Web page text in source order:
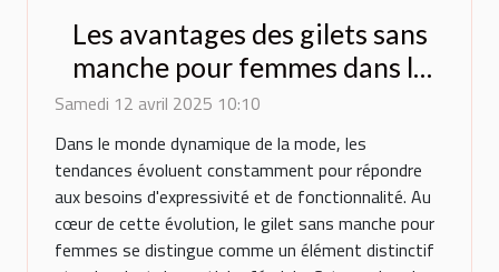
Les avantages des gilets sans
manche pour femmes dans la
mode contemporaine
Samedi 12 avril 2025 10:10
Dans le monde dynamique de la mode, les
tendances évoluent constamment pour répondre
aux besoins d'expressivité et de fonctionnalité. Au
cœur de cette évolution, le gilet sans manche pour
femmes se distingue comme un élément distinctif